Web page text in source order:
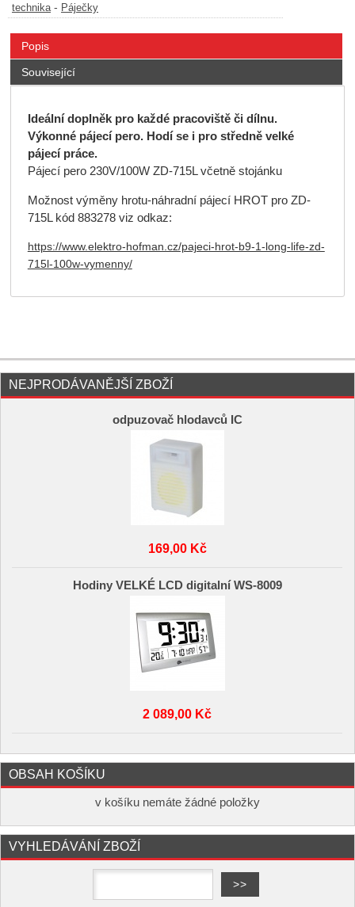
technika - Páječky
Popis
Související
Ideální doplněk pro každé pracoviště či dílnu.
Výkonné pájecí pero. Hodí se i pro středně velké
pájecí práce.
Pájecí pero 230V/100W ZD-715L včetně stojánku
Možnost výměny hrotu-náhradní pájecí HROT pro ZD-
715L kód 883278 viz odkaz:
https://www.elektro-hofman.cz/pajeci-hrot-b9-1-long-life-zd-
715l-100w-vymenny/
NEJPRODÁVANĚJŠÍ ZBOŽÍ
odpuzovač hlodavců IC
169,00 Kč
Hodiny VELKÉ LCD digitalní WS-8009
2 089,00 Kč
OBSAH KOŠÍKU
v košíku nemáte žádné položky
VYHLEDÁVÁNÍ ZBOŽÍ